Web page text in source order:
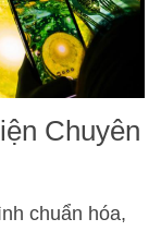
Chuyên
chuẩn hóa,